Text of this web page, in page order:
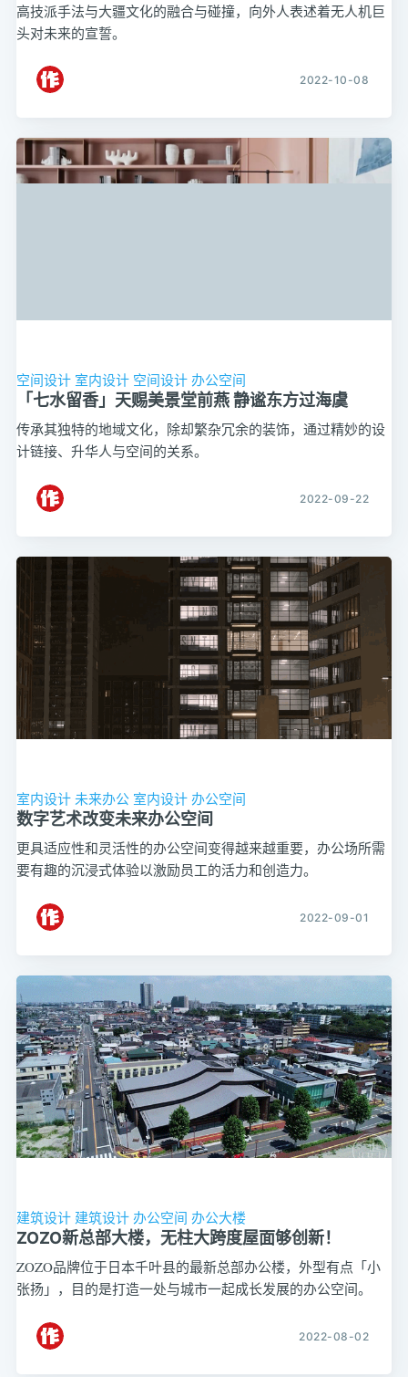
高技派手法与大疆文化的融合与碰撞，向外人表述着无人机巨
头对未来的宣誓。
2022-10-08
空间设计 室内设计 空间设计 办公空间
「七水留香」天赐美景堂前燕 静谧东方过海虞
传承其独特的地域文化，除却繁杂冗余的装饰，通过精妙的设
计链接、升华人与空间的关系。
2022-09-22
室内设计 未来办公 室内设计 办公空间
数字艺术改变未来办公空间
更具适应性和灵活性的办公空间变得越来越重要，办公场所需
要有趣的沉浸式体验以激励员工的活力和创造力。
2022-09-01
建筑设计 建筑设计 办公空间 办公大楼
ZOZO新总部大楼，​无柱大跨度屋面够创新！
ZOZO品牌位于日本千叶县的最新总部办公楼，外型有点「小
张扬」，目的是打造一处与城市一起成长发展的办公空间。
2022-08-02